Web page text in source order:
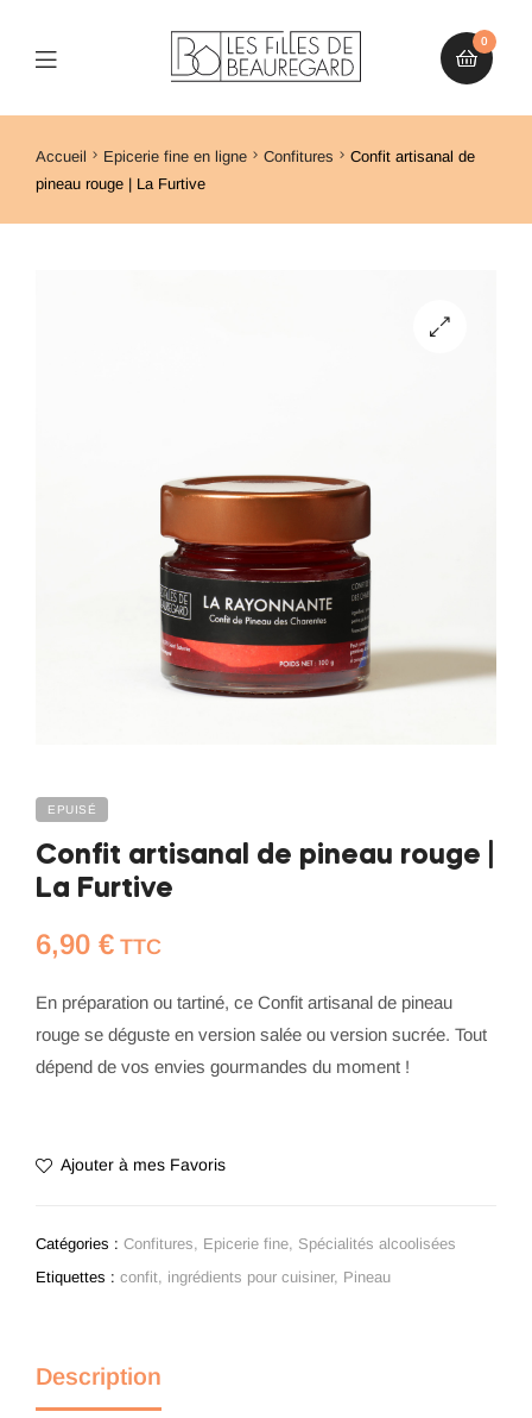
0
Accueil Epicerie fine en ligne Confitures
Confit artisanal de
pineau rouge | La Furtive
EPUISÉ
Confit artisanal de pineau rouge |
La Furtive
6,90 € TTC
En préparation ou tartiné, ce Confit artisanal de pineau
rouge se déguste en version salée ou version sucrée. Tout
dépend de vos envies gourmandes du moment !
Ajouter à mes Favoris
Catégories : Confitures, Epicerie fine, Spécialités alcoolisées
Etiquettes : confit, ingrédients pour cuisiner, Pineau
Description